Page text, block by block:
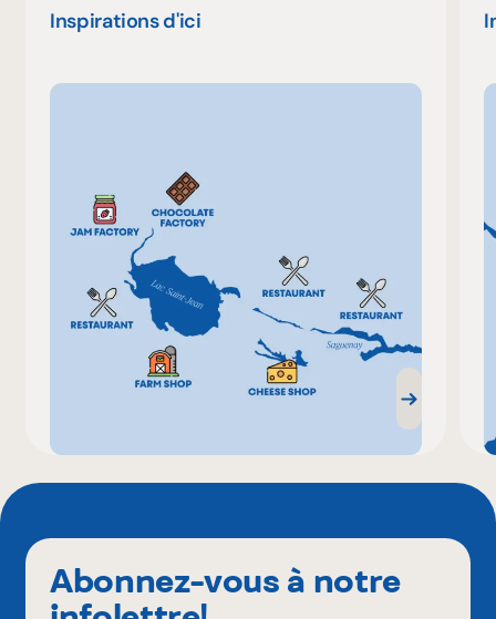
Inspirations d'ici
Abonnez-vous à notre